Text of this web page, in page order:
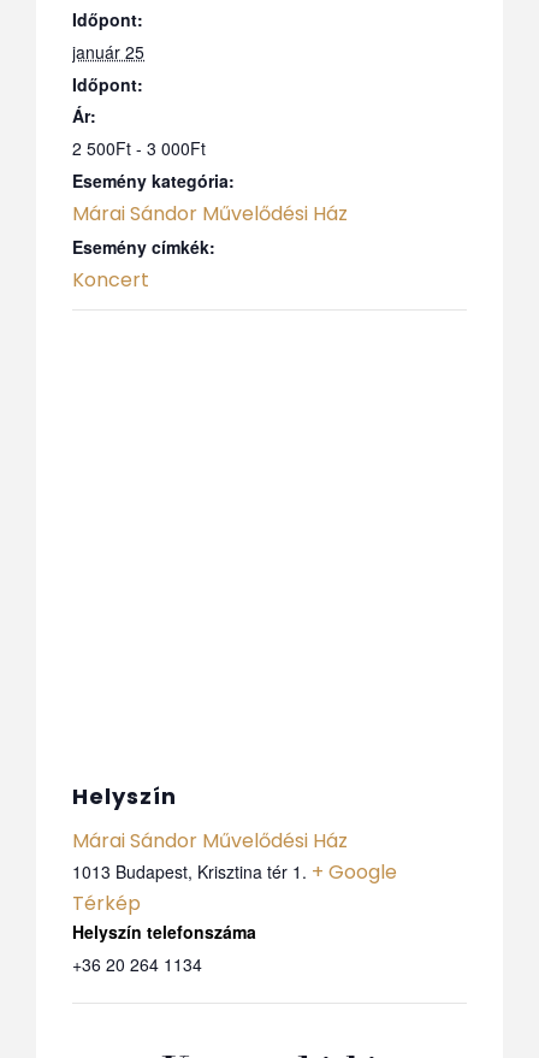
Időpont:
január 25
Időpont:
Ár:
2 500Ft - 3 000Ft
Esemény kategória:
Márai Sándor Művelődési Ház
Esemény címkék:
Koncert
Helyszín
Márai Sándor Művelődési Ház
1013 Budapest, Krisztina tér 1. + Google
Térkép
+36 20 264 1134